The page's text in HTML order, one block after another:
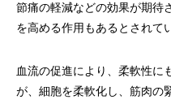
節痛の軽減などの効果が期待
を高める作用もあるとされて
血流の促進により、柔軟性に
が、細胞を柔軟化し、筋肉の